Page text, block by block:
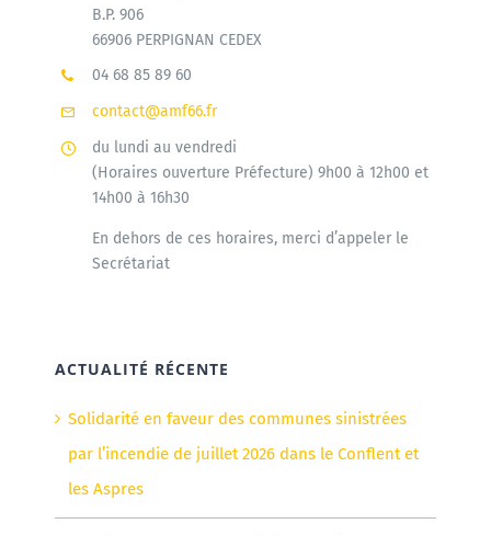
B.P. 906
66906 PERPIGNAN CEDEX
04 68 85 89 60
contact@amf66.fr
du lundi au vendredi
(Horaires ouverture Préfecture) 9h00 à 12h00 et
14h00 à 16h30
En dehors de ces horaires, merci d’appeler le
Secrétariat
ACTUALITÉ RÉCENTE
Solidarité en faveur des communes sinistrées
par l’incendie de juillet 2026 dans le Conflent et
les Aspres